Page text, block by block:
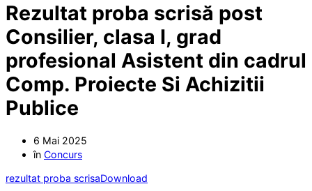
Rezultat proba scrisă post
Consilier, clasa I, grad
profesional Asistent din cadrul
Comp. Proiecte Si Achizitii
Publice
6 Mai 2025
în Concurs
rezultat proba scrisaDownload